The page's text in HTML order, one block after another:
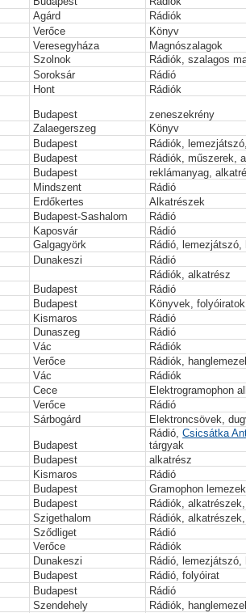
Agárd
Rádiók
Verőce
Könyv
Veresegyháza
Magnószalagok
Szolnok
Rádiók, szalagos
Soroksár
Rádió
Hont
Rádiók
Budapest
zeneszekrény
Zalaegerszeg
Könyv
Budapest
Rádiók,
Budapest
Rádiók, műszerek,
Budapest
reklámanyag,
Mindszent
Rádió
Erdőkertes
Alkatrészek
Budapest-Sashalom
Rádió
Kaposvár
Rádió
Galgagyörk
Rádió, lemezjátszó,
Dunakeszi
Rádió
Rádiók, alkatrész
Budapest
Rádió
Budapest
Könyvek, folyóiratok
Kismaros
Rádió
Dunaszeg
Rádió
Vác
Rádiók
Verőce
Rádiók,
Vác
Rádiók
Cece
Elektrogramophon
Verőce
Rádió
Sárbogárd Elektroncsövek,
Budapest
Rádió,Csicsátka
tárgyak
Budapest
alkatrész
Kismaros
Rádió
Budapest
Gramophon lemezek
Budapest
Rádiók,
Szigethalom
Rádiók,
Sződliget
Rádió
Verőce
Rádiók
Dunakeszi
Rádió, lemezjátszó,
Budapest
Rádió, folyóirat
Budapest
Rádió
Szendehely
Rádiók,